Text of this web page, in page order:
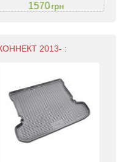
1570грн
2013- :